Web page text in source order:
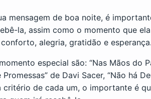
mensagem de boa noite, é
la, assim como o momento que
alegria, gratidão e esperança.
especial são: “Nas Mãos do
de Davi Sacer, “Não há
critério de cada um, o importante é